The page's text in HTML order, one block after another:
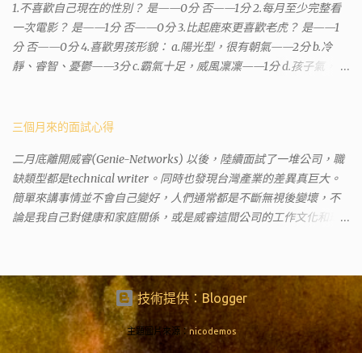
到以後還真嚇了一跳，這一看就有問題。要是我拿著那不被承認、
有問題的幽靈合約恐怕還調不到資源。但我不知道審判時法官會不
會去調閱這些資料。因為沒把握每個法官或檢察官都公正細心，在
案牘勞形中，會願意為了這種小人物受害案件去挖出更大的黑幕。
市板橋地政事務所 )去取得。不過實際到了現場發現還是需要法院的
件的租客。 在這過程中我覺得很像行走於沙漠的求生者，在一個小
綠洲受到指引要繼續往某個方向才能脫離沙漠。當我不幸受到詐騙
的時候，會覺得這社會真的很黑暗，到處都是敗類橫行卻沒有人願
意伸出援手。行政人員對於社會上充滿詐騙被害者也是義憤填膺，
進警局報案卻一籌莫展時，他們是這社會上別的部門裡後來才能支
援你的人。她祝我官司一切順利。 希望政府能把張淑晶一類的惡房
東或海蟑螂嚴加懲罰，不能再讓他們出來害人。買房市場已經被炒
房客和建商政客弄得大家無法有自己的家，現在連租屋市場也烏煙
1.不喜歡自己現在的性別？ 是——0分 否——1分 2.每月至少完整看
一次電影？ 是——1分 否——0分 3.比起鹿來更喜歡老虎？ 是——1
分 否——0分 4.喜歡男孩形貌： a.陽光型，很有朝氣——2分 b.冷
靜、睿智、憂鬱——3分 c.霸氣十足，威風凜凜——1分 d.孩子氣，十
——1分 6.希望戀人的姓氏： a.大眾化——1分 b.罕見，古色古香的複
活動喜歡參加： a.整場籃球比賽——1分 b.打一下午檯球——3分 c.正
式的舞會——4分 d.猜謎或搶答——2分 8.橡皮與立可白，更常用：
橡皮——1分 立可白——0分 9.喜歡下列哪一種顏色搭配： a.紅加黑
——1分 b.金加銀——2分 c.粉加白——4分 d.粉加灰——3分 10.有多
一彥 9分.仙道彰 10分.王天君 11分.邑輝一貴 12分.道明寺司 13分.沖田
總司 14分.由貴瑛里 15分.傑克 16分.酷拉皮卡 17分.吉良朔夜 18分.藤原
佐為 19分.山田太郎 20分.工藤新一 21分.藏馬 22分.天照 23分.八戒 24
分.草摩由希 25分.都筑麻斗 26分.皇昴流 27分.安倍泰明 (不是安倍晴
三個月來的面試心得
二月底離開威睿(Genie-Networks) 以後，陸續面試了一堆公司，職
缺類型都是technical writer。同時也發現台灣產業的差異真巨大。
簡單來講事情並不會自己變好，人們通常都是不斷無視後變壞，不
論是我自己對健康和家庭關係，或是威睿這間公司的工作文化和環
主管，減少了我會繼續在這間公司浪費掉的生命。) 這個過程其實是
比較倉促的，原因稍後再說。也因為是這樣，所以都是一些三線的
公司 --- 去面試之前就有心理準備，新資可能很爛，或是因為時間
不對的關係，職缺也都是爛缺。 普安 InforTrend (口頭offer get，
技術提供：Blogger
主題圖片來源： nicodemos